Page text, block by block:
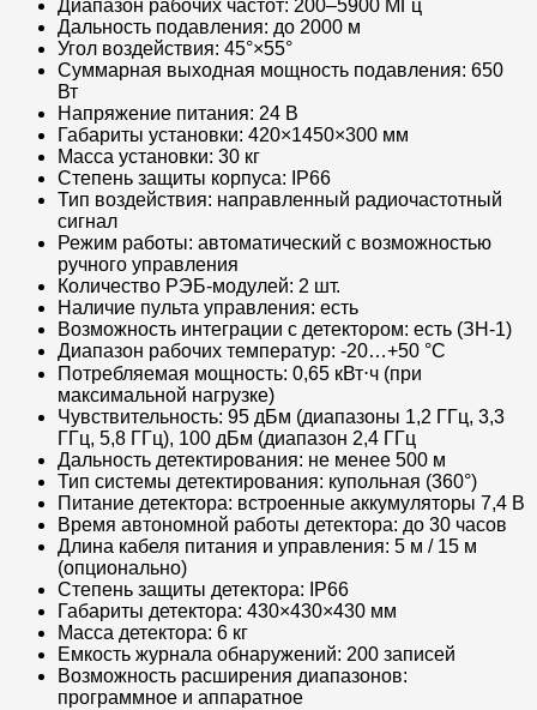
Диапазон рабочих частот: 200–5900 МГц
Дальность подавления: до 2000 м
Угол воздействия: 45°×55°
Суммарная выходная мощность подавления: 650
Вт
Напряжение питания: 24 В
Габариты установки: 420×1450×300 мм
Масса установки: 30 кг
Степень защиты корпуса: IP66
Тип воздействия: направленный радиочастотный
сигнал
Режим работы: автоматический с возможностью
ручного управления
Количество РЭБ-модулей: 2 шт.
Наличие пульта управления: есть
Возможность интеграции с детектором: есть (ЗН-1)
Диапазон рабочих температур: -20…+50 °C
Потребляемая мощность: 0,65 кВт⋅ч (при
максимальной нагрузке)
Чувствительность: 95 дБм (диапазоны 1,2 ГГц, 3,3
ГГц, 5,8 ГГц), 100 дБм (диапазон 2,4 ГГц
Дальность детектирования: не менее 500 м
Тип системы детектирования: купольная (360°)
Питание детектора: встроенные аккумуляторы 7,4 В
Время автономной работы детектора: до 30 часов
Длина кабеля питания и управления: 5 м / 15 м
(опционально)
Степень защиты детектора: IP66
Габариты детектора: 430×430×430 мм
Масса детектора: 6 кг
Емкость журнала обнаружений: 200 записей
Возможность расширения диапазонов:
программное и аппаратное